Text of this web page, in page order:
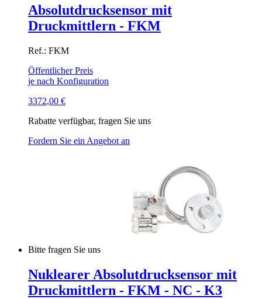
Absolutdrucksensor mit
Druckmittlern - FKM
Ref.: FKM
Öffentlicher Preis
je nach Konfiguration
3372,00 €
Rabatte verfügbar, fragen Sie uns
Fordern Sie ein Angebot an
Bitte fragen Sie uns
Nuklearer Absolutdrucksensor mit
Druckmittlern - FKM - NC - K3